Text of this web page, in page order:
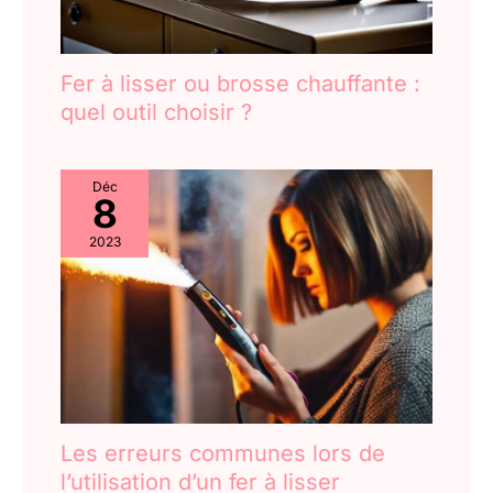
Fer à lisser ou brosse chauffante :
quel outil choisir ?
Déc
8
2023
Les erreurs communes lors de
l’utilisation d’un fer à lisser